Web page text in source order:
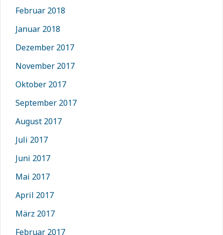
Februar 2018
Januar 2018
Dezember 2017
November 2017
Oktober 2017
September 2017
August 2017
Juli 2017
Juni 2017
Mai 2017
April 2017
März 2017
Februar 2017